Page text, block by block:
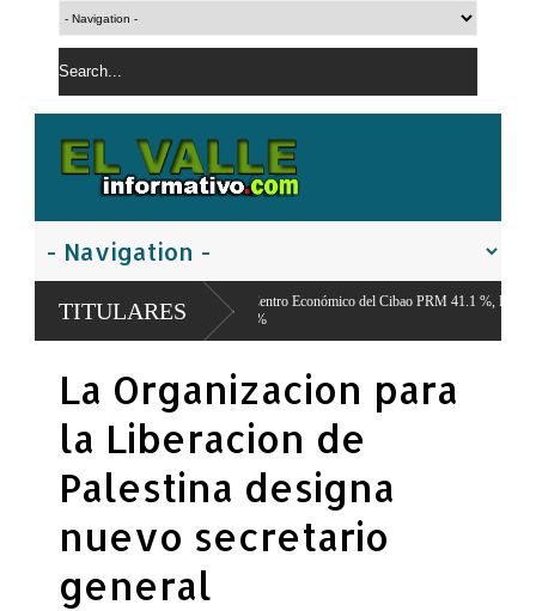
TITULARES
Encuesta del Centro Económico del Cibao PRM 41.1 %, FP 18.5 %, PLD 12.9 %,
ninguno 22.7 %
La Organizacion para
la Liberacion de
Palestina designa
nuevo secretario
general